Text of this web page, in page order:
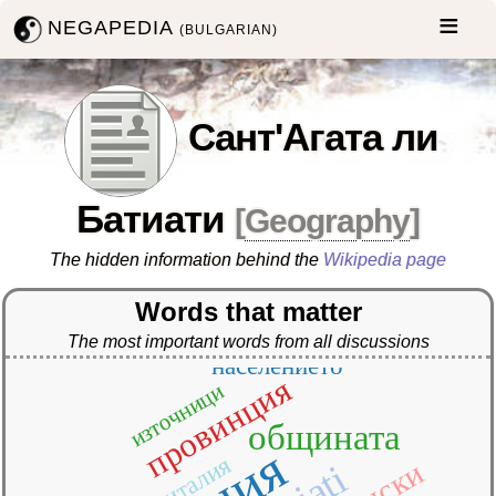
NEGAPEDIA(BULGARIAN)
Сант'Агата ли
Батиати [Geography]
The hidden information behind the Wikipedia page
Words that matter
The most important words from all discussions
общината
провинция
италия
населението
източници